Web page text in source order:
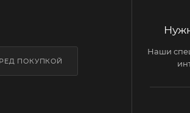
ПОКУПКОЙ
Наши